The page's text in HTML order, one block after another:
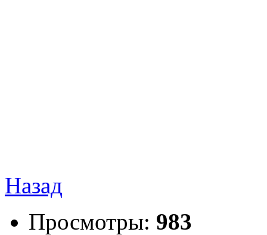
Назад
Просмотры: 983